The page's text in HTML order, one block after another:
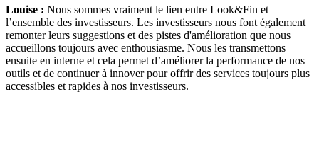
Louise : Nous sommes vraiment le lien entre Look&Fin et
l’ensemble des investisseurs. Les investisseurs nous font également
remonter leurs suggestions et des pistes d'amélioration que nous
accueillons toujours avec enthousiasme. Nous les transmettons
ensuite en interne et cela permet d’améliorer la performance de nos
outils et de continuer à innover pour offrir des services toujours plus
accessibles et rapides à nos investisseurs.